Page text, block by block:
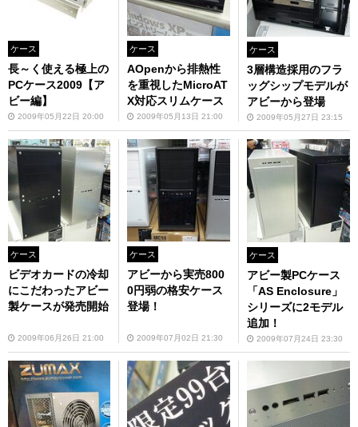
ケース
長～く使える極上の
PCケース2009【ア
ビー編】
2009年05月22日 20:00
ケース
AOpenから排熱性
を重視したMicroAT
X対応スリムケース
2009年05月13日 21:00
ケース
3層構造採用のフラ
ッグシップモデルが
アビーから登場
2009年05月27日 23:15
ケース
ビデオカードの冷却
にこだわったアビー
製ケースが発売開始
2009年06月26日 21:00
ケース
アビーから実売800
0円弱の格安ケース
登場！
2009年07月02日 21:30
ケース
アビー製PCケース
「AS Enclosure」
シリーズに2モデル
追加！
2009年07月24日 23:30